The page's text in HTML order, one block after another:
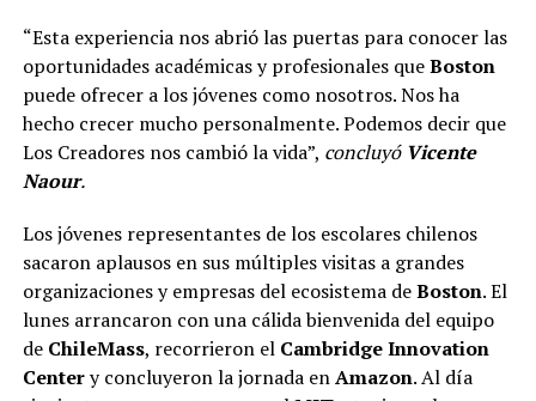
“Esta experiencia nos abrió las puertas para conocer las
oportunidades académicas y profesionales queBoston
puede ofrecer a los jóvenes como nosotros. Nos ha
hecho crecer mucho personalmente. Podemos decir que
Los Creadores nos cambió la vida”, concluyó Vicente
Naour.
Los jóvenes representantes de los escolares chilenos
sacaron aplausos en sus múltiples visitas a grandes
organizaciones y empresas del ecosistema deBoston. El
lunes arrancaron con una cálida bienvenida del equipo
de ChileMass, recorrieron el Cambridge Innovation
Centery concluyeron la jornada enAmazon. Al día